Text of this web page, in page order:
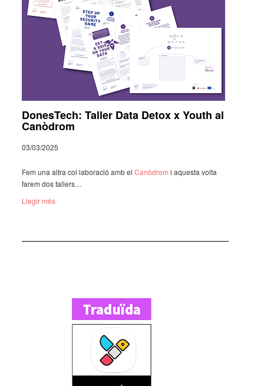
DonesTech: Taller Data Detox x Youth al
Canòdrom
03/03/2025
Fem una altra col·­la­bo­ra­ció amb elCanò­drom i aquesta volta
farem dos tallers…
Llegir més